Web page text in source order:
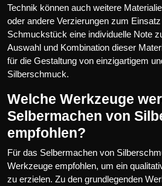
Technik können auch weitere
oder andere Verzierungen zum
Schmuckstück eine individuelle Note
Auswahl und Kombination dieser
für die Gestaltung von einzigartigem
Silberschmuck.
Welche Werkzeuge
Selbermachen von
empfohlen?
Für das Selbermachen von
Werkzeuge empfohlen, um ein
zu erzielen. Zu den grundlegenden